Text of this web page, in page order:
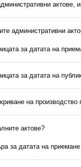
актове,
административни
за датата на
за датата на
на
актове?
за датата на приемане